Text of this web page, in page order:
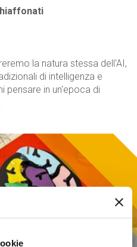
la natura stessa dell'AI,
di intelligenza e
pensare in un'epoca di